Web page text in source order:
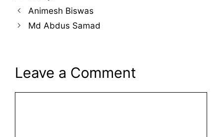
Animesh Biswas
Md Abdus Samad
Leave a Comment